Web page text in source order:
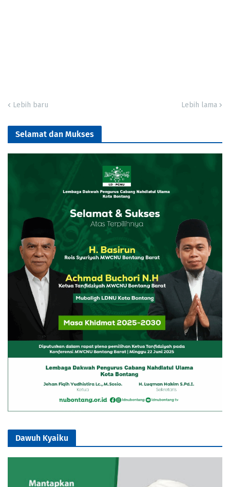
Lebih baru Lebih lama
Selamat dan Mukses
Dawuh Kyaiku